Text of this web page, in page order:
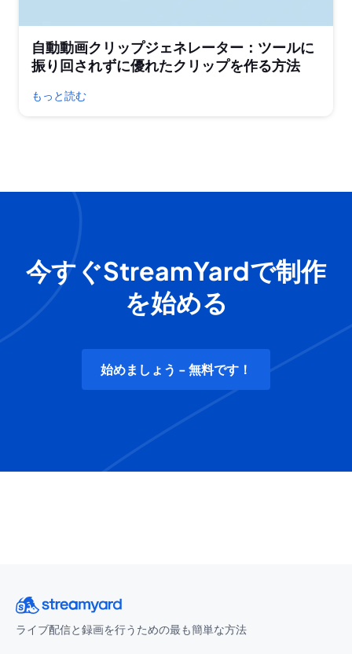
自動動画クリップジェネレーター：ツールに
振り回されずに優れたクリップを作る方法
もっと読む
今すぐStreamYardで制作
を始める
始めましょう - 無料です！
ライブ配信と録画を行うための最も簡単な方法